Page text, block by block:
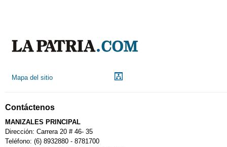
Mapa del sitio
Contáctenos
MANIZALES PRINCIPAL
Dirección: Carrera 20 # 46- 35
Teléfono: (6) 8932880 - 8781700